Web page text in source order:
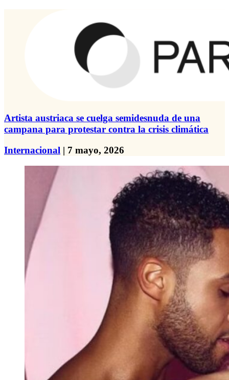
Artista austriaca se cuelga semidesnuda de una
campana para protestar contra la crisis climática
Internacional | 7 mayo, 2026